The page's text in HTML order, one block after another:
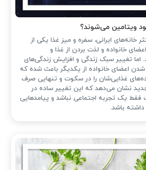
ویتامین می‌شوند؟
خانه‌های ایرانی، سفره و میز غذا یکی از
خانواده و لذت بردن از غذا و
اما تغییر سبک زندگی و افزایش زندگی‌های
اعضای خانواده از یکدیگر باعث شده که
غذایی‌شان را در سکوت و تنهایی صرف
نشان می‌دهد که این تغییر ساده در
یک تجربه اجتماعی نباشد و پیامدهایی
باشد.